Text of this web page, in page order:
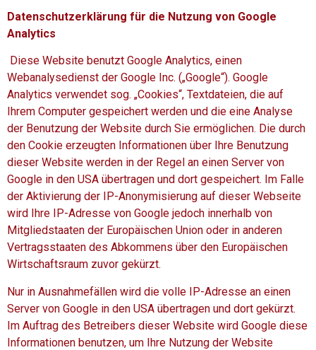
Datenschutzerklärung für die Nutzung von Google
Analytics
Diese Website benutzt Google Analytics, einen
Webanalysedienst der Google Inc. („Google“). Google
Analytics verwendet sog. „Cookies“, Textdateien, die auf
Ihrem Computer gespeichert werden und die eine Analyse
der Benutzung der Website durch Sie ermöglichen. Die durch
den Cookie erzeugten Informationen über Ihre Benutzung
dieser Website werden in der Regel an einen Server von
Google in den USA übertragen und dort gespeichert. Im Falle
der Aktivierung der IP-Anonymisierung auf dieser Webseite
wird Ihre IP-Adresse von Google jedoch innerhalb von
Mitgliedstaaten der Europäischen Union oder in anderen
Vertragsstaaten des Abkommens über den Europäischen
Wirtschaftsraum zuvor gekürzt.
Nur in Ausnahmefällen wird die volle IP-Adresse an einen
Server von Google in den USA übertragen und dort gekürzt.
Im Auftrag des Betreibers dieser Website wird Google diese
Informationen benutzen, um Ihre Nutzung der Website